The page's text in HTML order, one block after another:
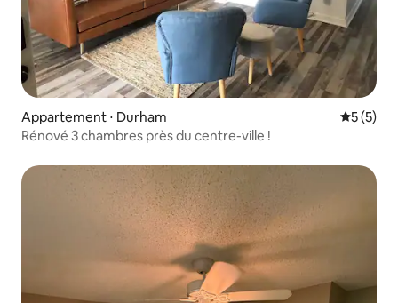
Appartement ⋅ Durham
5 (5)
Rénové 3 chambres près du centre-ville !